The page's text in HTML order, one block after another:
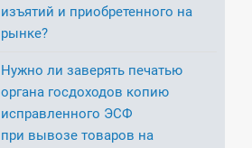
изъятий и приобретенного на
рынке?
Нужно ли заверять печатью
органа госдоходов копию
исправленного ЭСФ
при вывозе товаров на